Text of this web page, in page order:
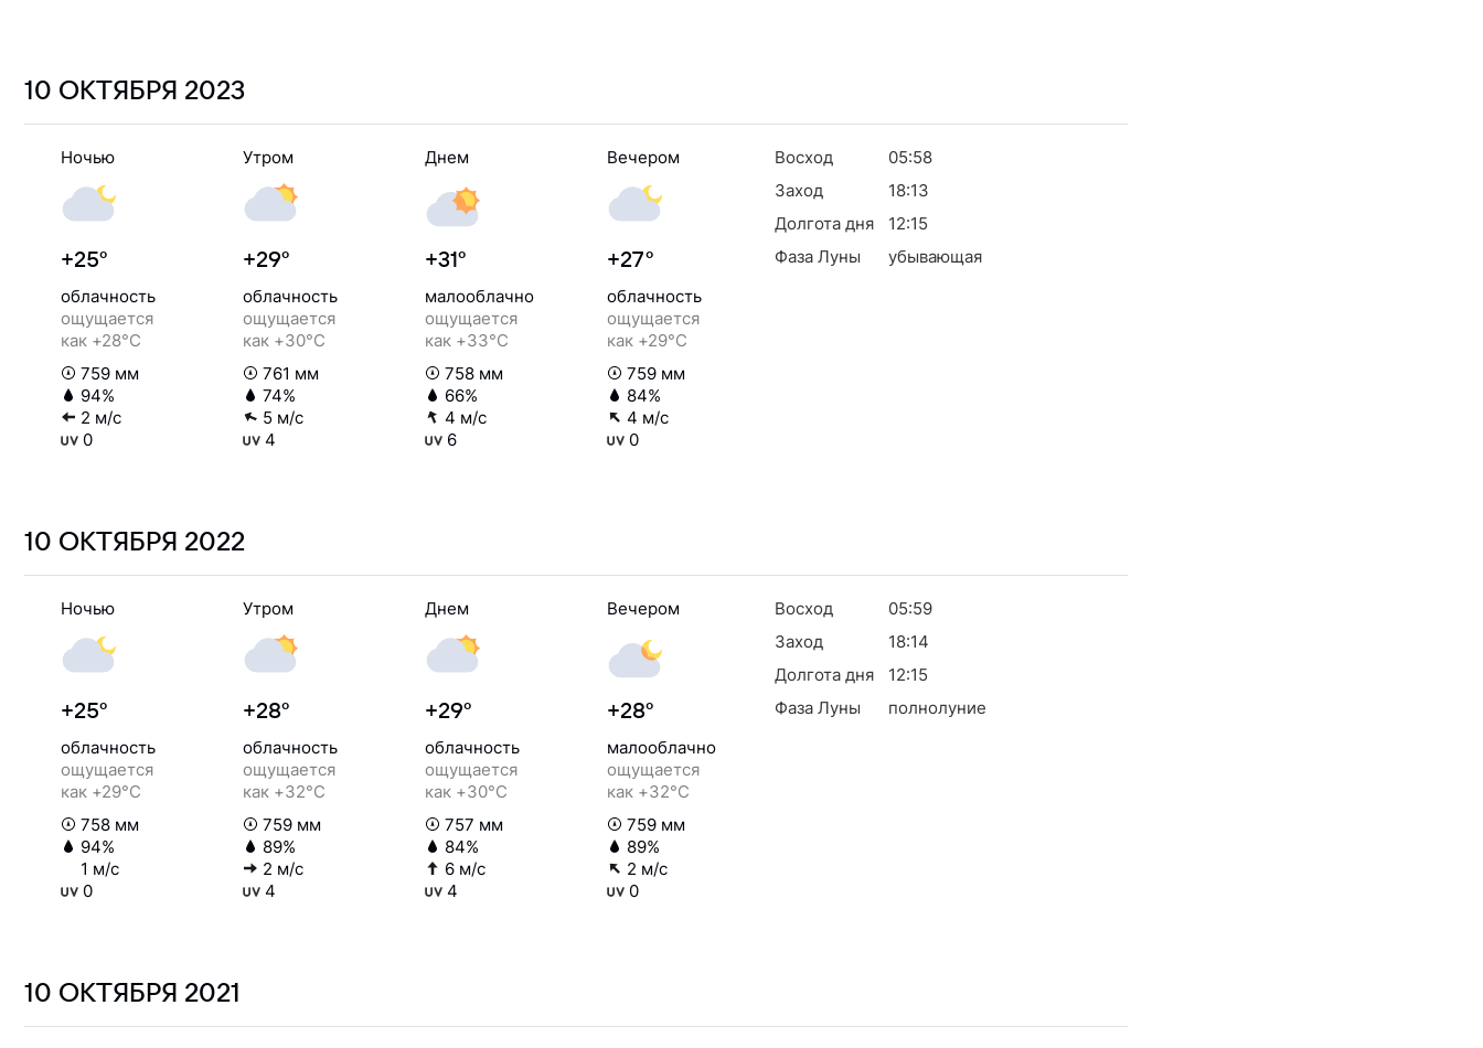
10 ОКТЯБРЯ 2023
Ночью
+25°
облачность
ощущается
как +28°C
759 мм
94%
2 м/с
0
Утром
+29°
облачность
ощущается
как +30°C
761 мм
74%
5 м/с
4
Днем
+31°
малооблачно
ощущается
как +33°C
758 мм
66%
4 м/с
6
Вечером
+27°
облачность
ощущается
как +29°C
759 мм
84%
4 м/с
0
Восход
05:58
Заход
18:13
Долгота дня
12:15
Фаза Луны
убывающая
10 ОКТЯБРЯ 2022
Ночью
+25°
облачность
ощущается
как +29°C
758 мм
94%
1 м/с
0
Утром
+28°
облачность
ощущается
как +32°C
759 мм
89%
2 м/с
4
Днем
+29°
облачность
ощущается
как +30°C
757 мм
84%
6 м/с
4
Вечером
+28°
малооблачно
ощущается
как +32°C
759 мм
89%
2 м/с
0
Восход
05:59
Заход
18:14
Долгота дня
12:15
Фаза Луны
полнолуние
10 ОКТЯБРЯ 2021